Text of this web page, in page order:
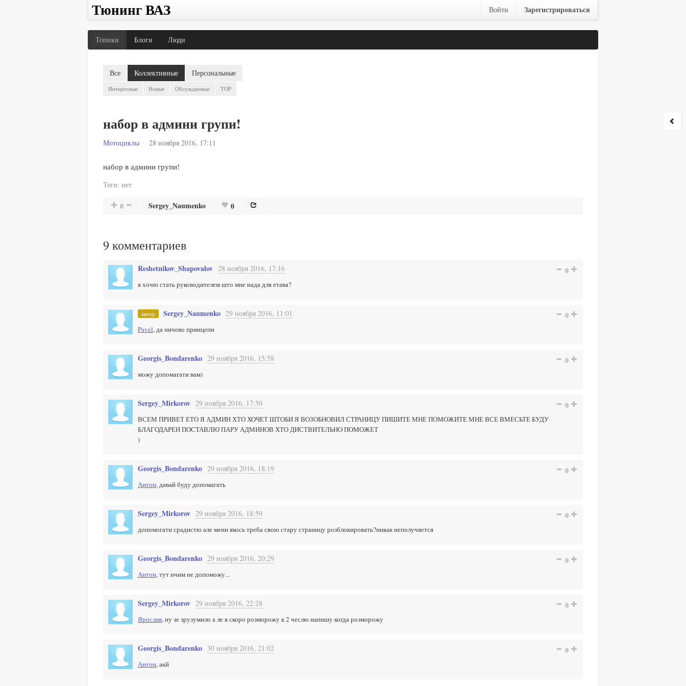
Тюнинг ВАЗ Войти Зарегистрироваться
Топики Блоги Люди
Все Коллективные Персональные
Интересные Новые Обсуждаемые TOP
набор в админи групи!
Мотоциклы 28 ноября 2016, 17:11
набор в админи групи!
Теги: нет
0 Sergey_Naumenko 0
9 комментариев
Reshetnikov_Shapovalov 28 ноября 2016, 17:16 0
я хочю стать руководителем што мне нада для етава?
автор Sergey_Naumenko 29 ноября 2016, 11:01 0
Pavel, да ничево принцепи
Georgis_Bondarenko 29 ноября 2016, 15:58 0
можу допомагати вам)
Sergey_Mirkorov 29 ноября 2016, 17:50 0
ВСЕМ ПРИВЕТ ЕТО Я АДМИН ХТО ХОЧЕТ ШТОБИ Я ВОЗОБНОВИЛ СТРАНИЦУ ПИШИТЕ МНЕ ПОМОЖИТЕ МНЕ ВСЕ ВМЕСЬТЕ БУДУ
БЛАГОДАРЕН ПОСТАВЛЮ ПАРУ АДМИНОВ ХТО ДИСТВИТЕЛЬНО ПОМОЖЕТ
)
Georgis_Bondarenko 29 ноября 2016, 18:19 0
Антон, давай буду допомагать
Sergey_Mirkorov 29 ноября 2016, 18:59 0
допомогати срадистю але мени якось треба свою стару страницу розблокировать?никак неполучяется
Georgis_Bondarenko 29 ноября 2016, 20:29 0
Антон, тут нчим не допоможу...
Sergey_Mirkorov 29 ноября 2016, 22:28 0
Ярослав, ну зе зрузумило а ле я скоро розморожу к 2 чеслю напишу когда розморожу
Georgis_Bondarenko 30 ноября 2016, 21:02 0
Антон, акй